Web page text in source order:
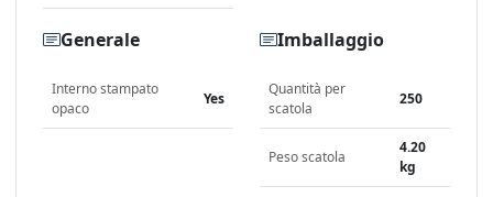
Generale
Interno stampato
opaco
Yes
Imballaggio
Quantità per
scatola
250
Peso scatola
4.20
kg